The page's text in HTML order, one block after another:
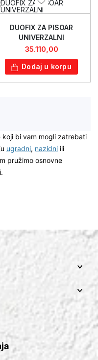
DUOFIX ZA PISOAR
UNIVERZALNI
35.110,00
Dodaj u korpu
koji bi vam mogli zatrebati
ugradni, nazidni ili
pružimo osnovne